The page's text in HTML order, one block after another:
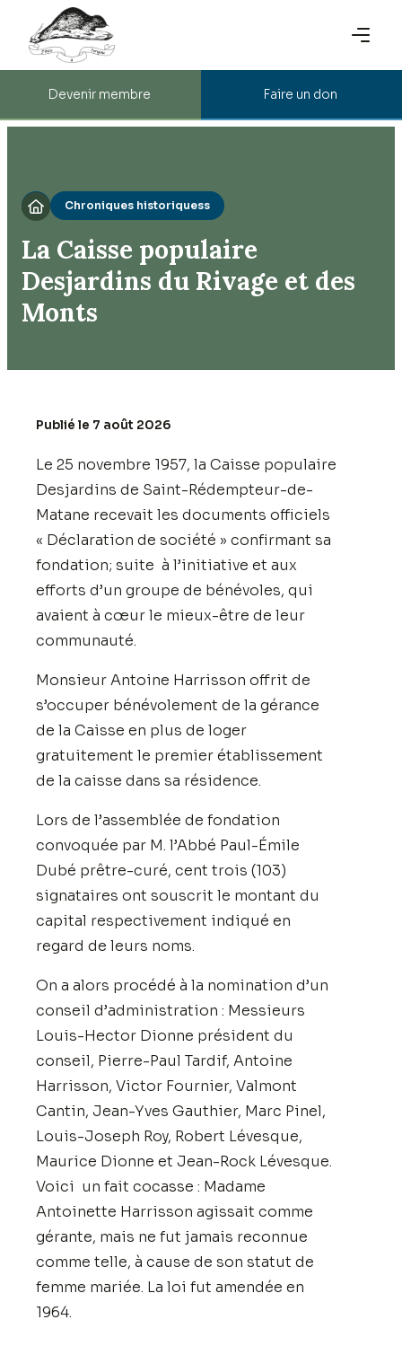
Devenir membre Faire un don
 Chroniques historiquess
La Caisse populaire
Desjardins du Rivage et des
Monts
Publié le 7 août 2026
Le 25 novembre 1957, la Caisse populaire
Desjardins de Saint-Rédempteur-de-
Matane recevait les documents officiels
« Déclaration de société » confirmant sa
fondation; suite à l’initiative et aux
efforts d’un groupe de bénévoles, qui
avaient à cœur le mieux-être de leur
communauté.
Monsieur Antoine Harrisson offrit de
s’occuper bénévolement de la gérance
de la Caisse en plus de loger
gratuitement le premier établissement
de la caisse dans sa résidence.
Lors de l’assemblée de fondation
convoquée par M. l’Abbé Paul-Émile
Dubé prêtre-curé, cent trois (103)
signataires ont souscrit le montant du
capital respectivement indiqué en
regard de leurs noms.
On a alors procédé à la nomination d’un
conseil d’administration : Messieurs
Louis-Hector Dionne président du
conseil, Pierre-Paul Tardif, Antoine
Harrisson, Victor Fournier, Valmont
Cantin, Jean-Yves Gauthier, Marc Pinel,
Louis-Joseph Roy, Robert Lévesque,
Maurice Dionne et Jean-Rock Lévesque.
Voici un fait cocasse : Madame
Antoinette Harrisson agissait comme
gérante, mais ne fut jamais reconnue
comme telle, à cause de son statut de
femme mariée. La loi fut amendée en
1964.